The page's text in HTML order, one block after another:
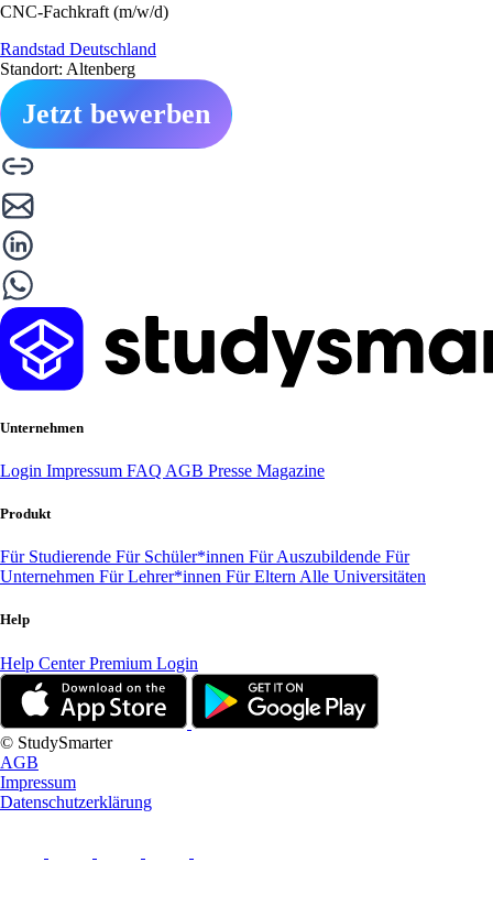
CNC-Fachkraft (m/w/d)
Randstad Deutschland
Standort: Altenberg
Jetzt bewerben
Unternehmen
Login Impressum FAQ AGB Presse Magazine
Produkt
Für Studierende Für Schüler*innen Für Auszubildende Für
Unternehmen Für Lehrer*innen Für Eltern Alle Universitäten
Help
Help CenterPremium Login
© StudySmarter
AGB
Impressum
Datenschutzerklärung